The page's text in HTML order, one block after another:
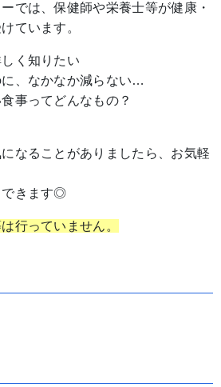
では、保健師や栄養士等が健康・
ています。
く知りたい
、なかなか減らない…
事ってどんなもの？
なることがありましたら、お気軽
できます◎
行っていません。